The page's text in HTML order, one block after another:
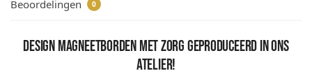
Beoordelingen 0
Design magneetborden met zorg geproduceerd in ons
atelier!